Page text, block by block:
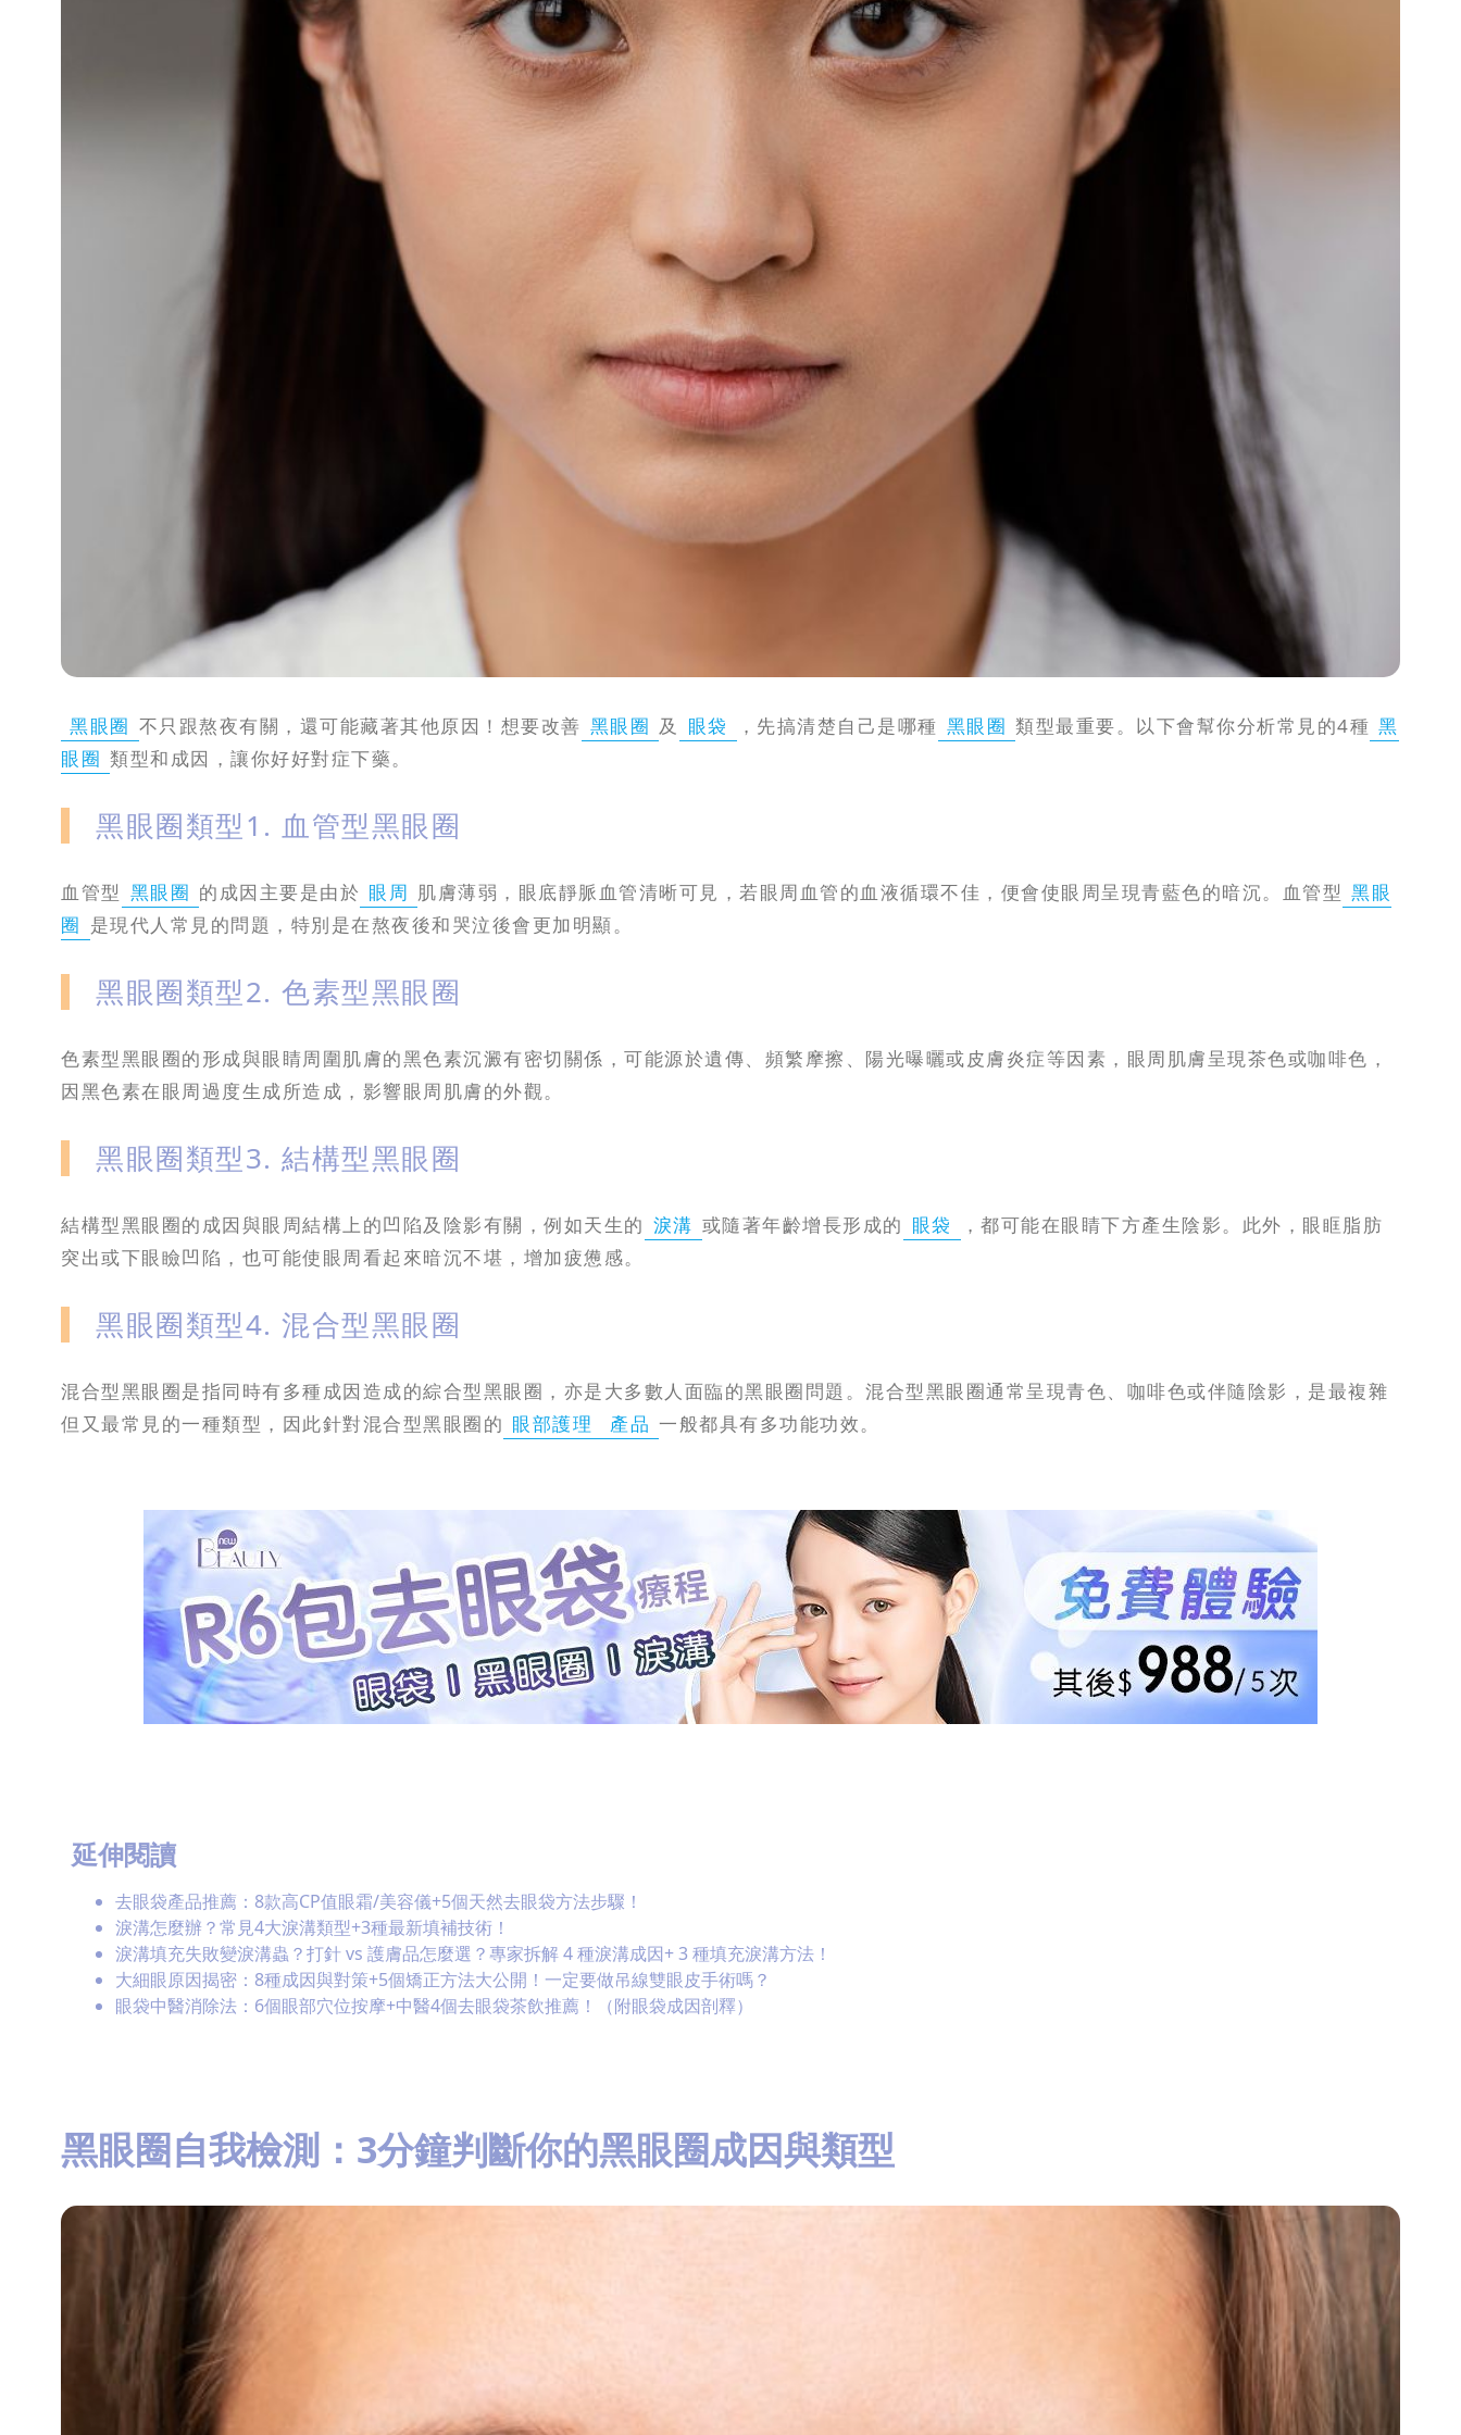
黑眼圈 不只跟熬夜有關，還可能藏著其他原因！想要改善 黑眼圈 及 眼袋 ，先搞清楚自己是哪種 黑眼圈 類型最重要。以下會幫你分析常見的4種 黑
眼圈 類型和成因，讓你好好對症下藥。
黑眼圈類型1. 血管型黑眼圈
血管型 黑眼圈 的成因主要是由於 眼周 肌膚薄弱，眼底靜脈血管清晰可見，若眼周血管的血液循環不佳，便會使眼周呈現青藍色的暗沉。血管型 黑眼
圈 是現代人常見的問題，特別是在熬夜後和哭泣後會更加明顯。
黑眼圈類型2. 色素型黑眼圈
色素型黑眼圈的形成與眼睛周圍肌膚的黑色素沉澱有密切關係，可能源於遺傳、頻繁摩擦、陽光曝曬或皮膚炎症等因素，眼周肌膚呈現茶色或咖啡色，
因黑色素在眼周過度生成所造成，影響眼周肌膚的外觀。
黑眼圈類型3. 結構型黑眼圈
結構型黑眼圈的成因與眼周結構上的凹陷及陰影有關，例如天生的 淚溝 或隨著年齡增長形成的 眼袋
，都可能在眼睛下方產生陰影。此外，眼眶脂肪
突出或下眼瞼凹陷，也可能使眼周看起來暗沉不堪，增加疲憊感。
黑眼圈類型4. 混合型黑眼圈
混合型黑眼圈是指同時有多種成因造成的綜合型黑眼圈，亦是大多數人面臨的黑眼圈問題。混合型黑眼圈通常呈現青色、咖啡色或伴隨陰影，是最複雜
但又最常見的一種類型，因此針對混合型黑眼圈的 眼部護理 產品 一般都具有多功能功效。
延伸閱讀
去眼袋產品推薦：8款高CP值眼霜/美容儀+5個天然去眼袋方法步驟！
淚溝怎麼辦？常見4大淚溝類型+3種最新填補技術！
淚溝填充失敗變淚溝蟲？打針 vs 護膚品怎麼選？專家拆解 4 種淚溝成因+ 3 種填充淚溝方法！
大細眼原因揭密：8種成因與對策+5個矯正方法大公開！一定要做吊線雙眼皮手術嗎？
眼袋中醫消除法：6個眼部穴位按摩+中醫4個去眼袋茶飲推薦！（附眼袋成因剖釋）
黑眼圈自我檢測：3分鐘判斷你的黑眼圈成因與類型